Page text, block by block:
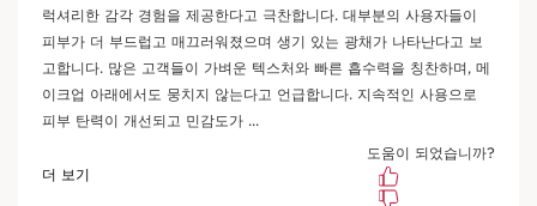
[더블세럼 아이 세트 구성]
더블세럼 아이 20ml (본품)
엑스트라 퍼밍 데이 크림 15ml
아이 리도키
* 사은품 구성은 재고 사정에 의해 사전 예고 없이 변경 될 수 있습